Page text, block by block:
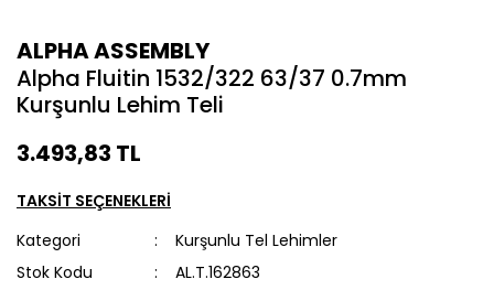
ALPHA ASSEMBLY
Alpha Fluitin 1532/322 63/37 0.7mm
Kurşunlu Lehim Teli
3.493,83 TL
TAKSİT SEÇENEKLERİ
Kategori
Kurşunlu Tel Lehimler
Stok Kodu
AL.T.162863